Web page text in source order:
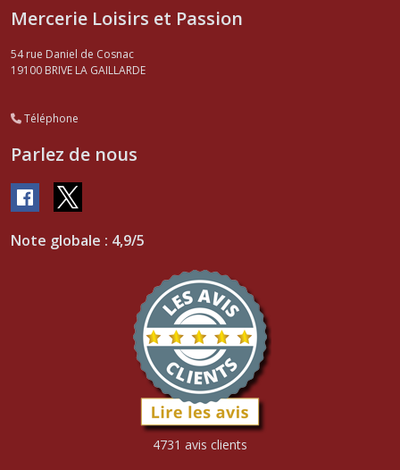
Mercerie Loisirs et Passion
54 rue Daniel de Cosnac
19100 BRIVE LA GAILLARDE
Téléphone
Parlez de nous
Note globale : 4,9/5
4731 avis clients